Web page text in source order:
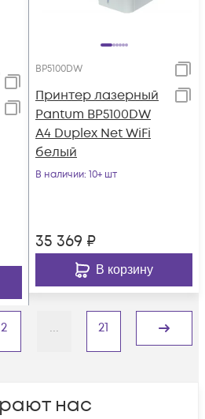
BP5100DW
Принтер лазерный
Pantum BP5100DW
A4 Duplex Net WiFi
белый
В наличии: 10+ шт
35 369 ₽
В корзину
2 ... 21
Дальше
нас